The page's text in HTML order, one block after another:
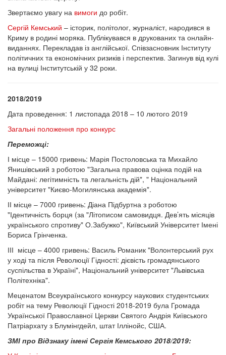
Звертаємо увагу на вимоги до робіт.
Сергій Кемський – історик, політолог, журналіст, народився в
Криму в родині моряка. Публікувався в друкованих та онлайн-
виданнях. Перекладав із англійської. Співзасновник Інституту
політичних та економічних ризиків і перспектив. Загинув від кулі
на вулиці Інститутській у 32 роки.
2018/2019
Дата проведення: 1 листопада 2018 – 10 лютого 2019
Загальні положення про конкурс
Переможці:
І місце – 15000 гривень: Марія Постоловська та Михайло
Янишівський з роботою "Загальна правова оцінка подій на
Майдані: легітимність та легальність дій", " Національний
університет "Києво-Могилянська академія".
ІІ місце – 7000 гривень: Діана Підбуртна з роботою
"Ідентичність борця (за "Літописом самовидця. Дев’ять місяців
українського спротиву" О.Забужко", Київський Університет Імені
Бориса Грінченка.
ІІІ місце – 4000 гривень: Василь Романик "Волонтерський рух
у ході та після Революції Гідності: дієвість громадянського
суспільства в Україні", Національний університет "Львівська
Політехніка".
Меценатом Всеукраїнського конкурсу наукових студентських
робіт на тему Революції Гідності 2018-2019 була Громада
Української Православної Церкви Святого Андрія Київського
Патріархату з Блумінгдейл, штат Іллінойс, США.
ЗМІ про Відзнаку імені Сергія Кемського 2018/2019: